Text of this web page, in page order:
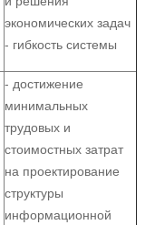
экономических задач
- гибкость системы
- достижение
минимальных
трудовых и
стоимостных затрат
на проектирование
структуры
информационной